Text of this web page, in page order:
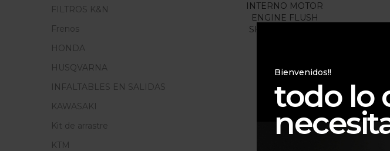
INTERNO MOTOR
ENGINE FLUSH
SHOOTER 80ML
FILTROS K&N
Frenos
HONDA
HUSQVARNA
INFALTABLES EN SALIDAS
KAWASAKI
Kit de arrastre
KTM
Bienvenidos!!
todo lo